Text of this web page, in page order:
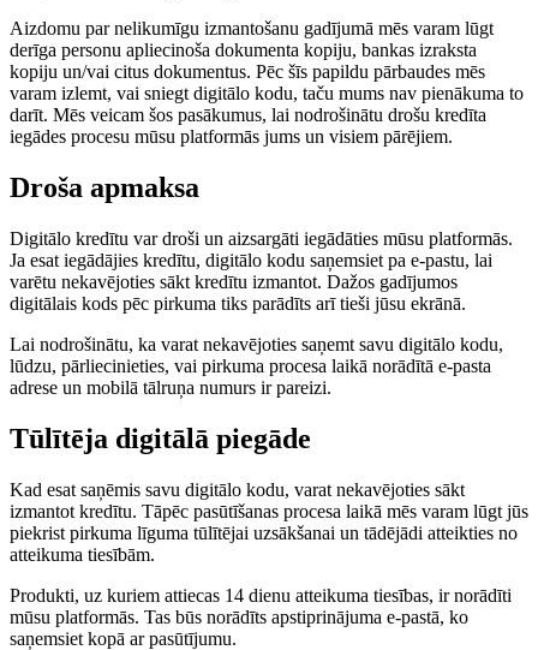
Aizdomu par nelikumīgu izmantošanu gadījumā mēs varam lūgt
derīga personu apliecinoša dokumenta kopiju, bankas izraksta
kopiju un/vai citus dokumentus. Pēc šīs papildu pārbaudes mēs
varam izlemt, vai sniegt digitālo kodu, taču mums nav pienākuma to
darīt. Mēs veicam šos pasākumus, lai nodrošinātu drošu kredīta
iegādes procesu mūsu platformās jums un visiem pārējiem.
Droša apmaksa
Digitālo kredītu var droši un aizsargāti iegādāties mūsu platformās.
Ja esat iegādājies kredītu, digitālo kodu saņemsiet pa e-pastu, lai
varētu nekavējoties sākt kredītu izmantot. Dažos gadījumos
digitālais kods pēc pirkuma tiks parādīts arī tieši jūsu ekrānā.
Lai nodrošinātu, ka varat nekavējoties saņemt savu digitālo kodu,
lūdzu, pārliecinieties, vai pirkuma procesa laikā norādītā e-pasta
adrese un mobilā tālruņa numurs ir pareizi.
Tūlītēja digitālā piegāde
Kad esat saņēmis savu digitālo kodu, varat nekavējoties sākt
izmantot kredītu. Tāpēc pasūtīšanas procesa laikā mēs varam lūgt jūs
piekrist pirkuma līguma tūlītējai uzsākšanai un tādējādi atteikties no
atteikuma tiesībām.
Produkti, uz kuriem attiecas 14 dienu atteikuma tiesības, ir norādīti
mūsu platformās. Tas būs norādīts apstiprinājuma e-pastā, ko
saņemsiet kopā ar pasūtījumu.